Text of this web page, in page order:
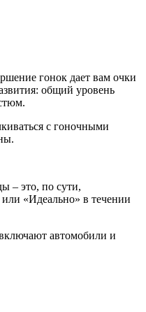
гонок дает вам очки
общий уровень
с гоночными
– это, по сути,
«Идеально» в течении
автомобили и